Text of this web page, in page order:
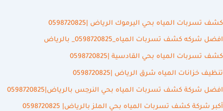
كشف تسربات المياه بحي اليرموك الرياض |0598720825
افضل شركه كشف تسربات المياه_0598720825_ بالرياض
كشف تسربات المياه بحي القادسية |0598720825
تنظيف خزانات المياه شرق الرياض |0598720825
افضل شركة كشف تسربات المياه بحي النرجس بالرياض|0598720825
أكبر شركة كشف تسربات المياه بحي الملز بالرياض| 0598720825